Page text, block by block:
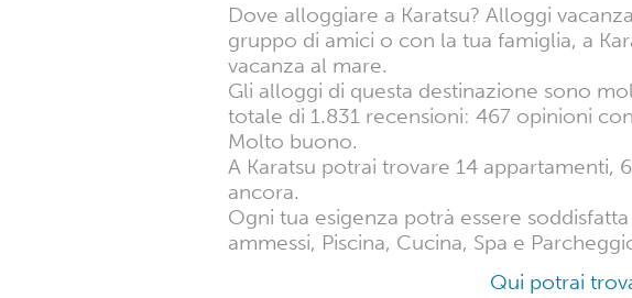
Dove alloggiare a Karatsu? Alloggi
gruppo di amici o con la tua famiglia, a
vacanza al mare.
Gli alloggi di questa destinazione sono
totale di 1.831 recensioni: 467 opinioni
Molto buono.
A Karatsu potrai trovare 14 appartamenti,
ancora.
Ogni tua esigenza potrà essere
ammessi, Piscina, Cucina, Spa e
Qui potrai